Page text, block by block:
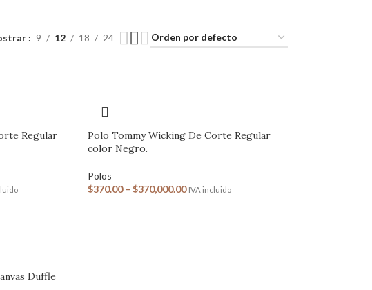
9 12 18 24
Regular
Polo Tommy Wicking De Corte Regular
color Negro.
Polos
$370.00 – $370,000.00 IVA incluido
Duffle